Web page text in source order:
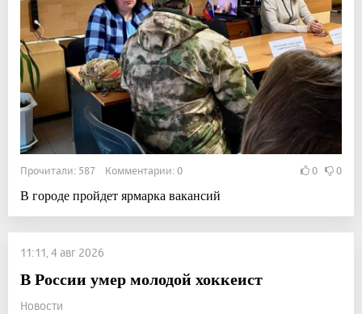
Прочитали: 587 Комментарии: 0 0 0
В городе пройдет ярмарка вакансий
11:11, 4 авг 2026
В России умер молодой хоккеист
Новости